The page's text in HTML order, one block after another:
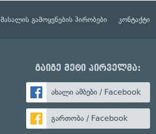
მასალის გამოყენების პირობები კონტაქტი
გაიგე მეტი პირველმა:
ახალი ამბები / Facebook
გართობა / Facebook